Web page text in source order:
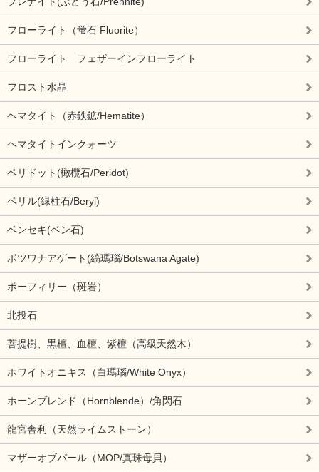
フローライト（蛍石 Fluorite）
フローライト フェザーインフローライト
フロスト水晶
ヘマタイト（赤鉄鉱/Hematite）
ヘマタイトインクォーツ
ペリドット(橄欖石/Peridot)
ベリル(緑柱石/Beryl)
ベンセキ(ベン石)
ボツワナアゲート(縞瑪瑙/Botswana Agate)
ポーフィリー（斑岩）
北投石
菩提樹、黒檀、血檀、紫檀（高級天然木）
ホワイトオニキス（白瑪瑙/White Onyx）
ホーンブレンド（Hornblende）/角閃石
龍宮舎利（天然ライムストーン）
マザーオブパール（MOP/真珠母貝）